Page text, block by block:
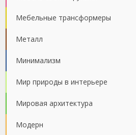
Мебельные трансформеры
Металл
Минимализм
Мир природы в интерьере
Мировая архитектура
Модерн